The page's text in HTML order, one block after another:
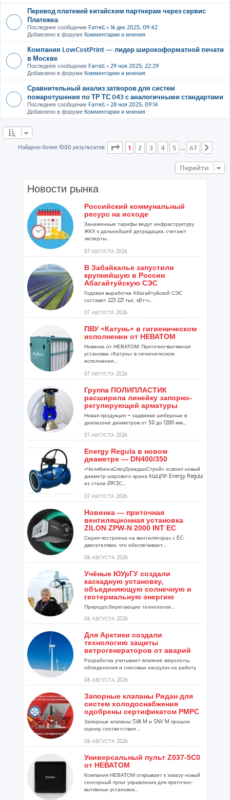
Перевод платежей китайским партнерам через сервис
Платежка
Последнее сообщение Farrell « 16 дек 2025, 09:42
Добавлено в форуме Комментарии и мнения
Компания LowCostPrint — лидер широкоформатной печати
в Москве
Последнее сообщение Farrell « 29 ноя 2025, 22:29
Добавлено в форуме Комментарии и мнения
Сравнительный анализ затворов для систем
пожаротушения по ТР ТС 043 с аналогичными стандартами
Последнее сообщение Farrell « 28 ноя 2025, 09:14
Добавлено в форуме Комментарии и мнения
Найдено более 1000 результатов Страница из 67
1 2 3 4 5 67
Перейти
Новости рынка
Российский коммунальный
ресурс на исходе
Заниженные тарифы ведут инфраструктуру
ЖКХ к дальнейшей деградации, считают
эксперты...
07 АВГУСТА 2026
В Забайкалье запустили
крупнейшую в России
Абагайтуйскую СЭС
Годовая выработка Абагайтуйской СЭС
составит 223 221 тыс. кВт-ч...
07 АВГУСТА 2026
ПВУ «Катунь» в гигиеническом
исполнении от НЕВАТОМ
Новинка от НЕВАТОМ: Приточно-вытяжная
установка «Катунь» в гигиеническом
исполнении...
07 АВГУСТА 2026
Группа ПОЛИПЛАСТИК
расширила линейку запорно-
регулирующей арматуры
Новая продукция – задвижки шиберные в
диапазоне диаметров от 50 до 1200 мм...
07 АВГУСТА 2026
Energy Regula в новом
диаметре — DN400/350
«ЧелябинскСпецГражданСтрой» освоил новый
диаметр шарового крана КШЦПР Energy Regula
из стали 09Г2С...
07 АВГУСТА 2026
Новинка — приточная
вентиляционная установка
ZILON ZPW-N 2000 INT EC
Серия построена на вентиляторах с EC-
двигателями, что обеспечивает...
06 АВГУСТА 2026
Учёные ЮУрГУ создали
каскадную установку,
объединяющую солнечную и
геотермальную энергию
Природосберегающие технологии...
06 АВГУСТА 2026
Для Арктики создали
технологию защиты
ветрогенераторов от аварий
Разработка учитывает влияние мерзлоты,
обледенения и снеговых нагрузок на работу
06 АВГУСТА 2026
Запорные клапаны Ридан для
систем холодоснабжения
одобрены сертификатом РМРС
Запорные клапаны SVA M и SNV M прошли
оценку соответствия ...
06 АВГУСТА 2026
Универсальный пульт Z037-5C0
от НЕВАТОМ
Компания НЕВАТОМ открывает к заказу новый
сенсорный пульт управления для приточно-
вытяжных установок...